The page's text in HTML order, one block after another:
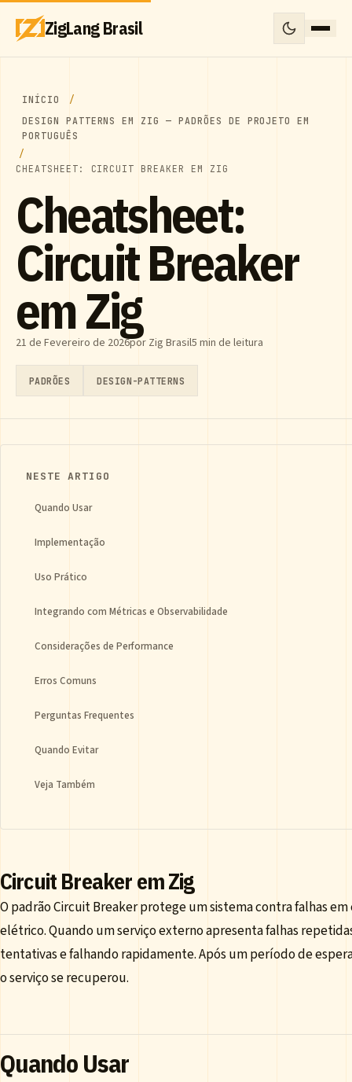
ZigLang Brasil
INÍCIO
DESIGN PATTERNS EM ZIG — PADRÕES DE PROJETO EM
PORTUGUÊS
CHEATSHEET: CIRCUIT BREAKER EM ZIG
Cheatsheet:
Circuit Breaker
em Zig
21 de Fevereiro de 2026por Zig Brasil5 min de leitura
PADRÕES DESIGN-PATTERNS
NESTE ARTIGO
Quando Usar
Implementação
Uso Prático
Integrando com Métricas e Observabilidade
Considerações de Performance
Erros Comuns
Perguntas Frequentes
Quando Evitar
Veja Também
Circuit Breaker em Zig
O padrão Circuit Breaker protege um sistema contra falhas
elétrico. Quando um serviço externo apresenta falhas
tentativas e falhando rapidamente. Após um período de
o serviço se recuperou.
Quando Usar